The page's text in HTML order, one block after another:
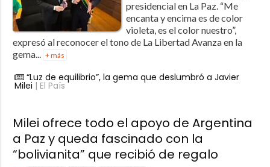
presidencial en La Paz. “Me
encanta y encima es de color
violeta, es el color nuestro”,
expresó al reconocer el tono de La Libertad Avanza en la
gema... + más
“Luz de equilibrio”, la gema que deslumbró a Javier
Milei | El País
Milei ofrece todo el apoyo de Argentina
a Paz y queda fascinado con la
“bolivianita” que recibió de regalo